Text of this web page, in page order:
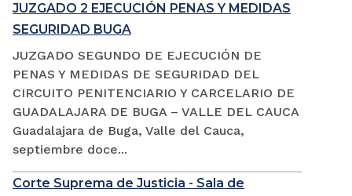
JUZGADO 2 EJECUCIÓN PENAS Y MEDIDAS
SEGURIDAD BUGA
JUZGADO SEGUNDO DE EJECUCIÓN DE
PENAS Y MEDIDAS DE SEGURIDAD DEL
CIRCUITO PENITENCIARIO Y CARCELARIO DE
GUADALAJARA DE BUGA – VALLE DEL CAUCA
Guadalajara de Buga, Valle del Cauca,
septiembre doce...
Corte Suprema de Justicia - Sala de